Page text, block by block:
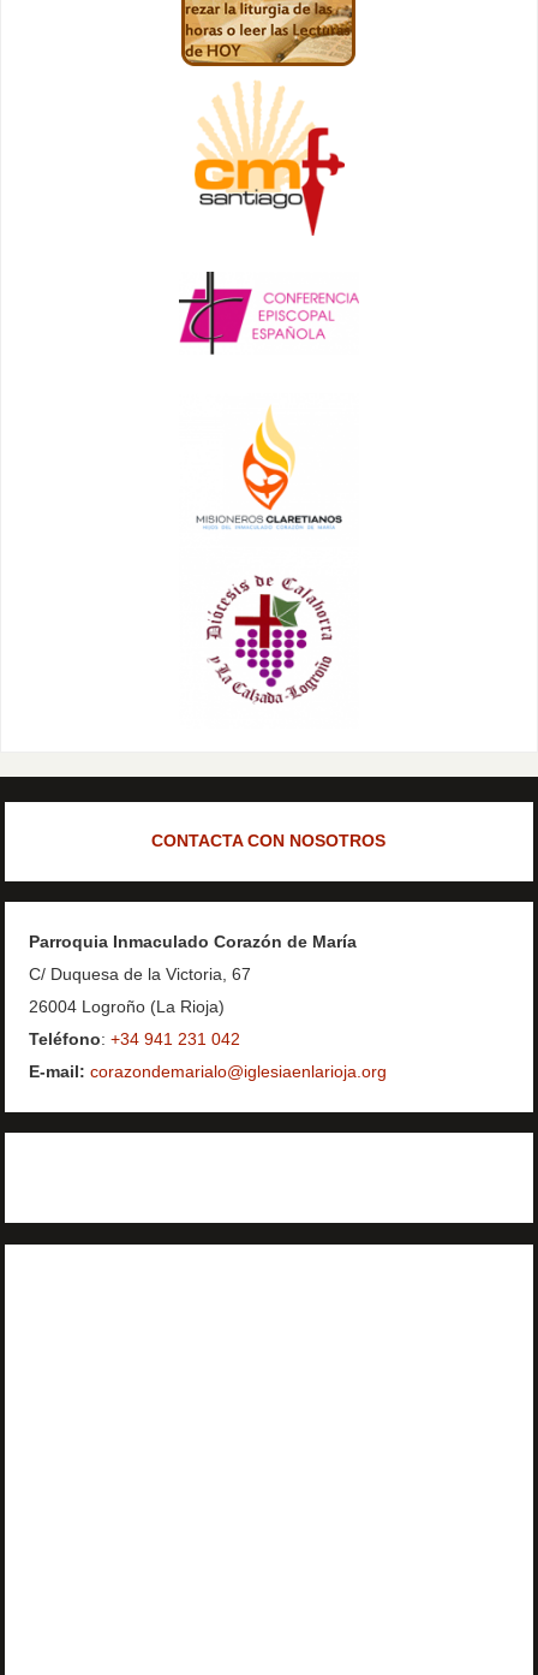
CONTACTA CON NOSOTROS
Parroquia Inmaculado Corazón de María
C/ Duquesa de la Victoria, 67
26004 Logroño (La Rioja)
Teléfono:+34 941 231 042
E-mail: corazondemarialo@iglesiaenlarioja.org